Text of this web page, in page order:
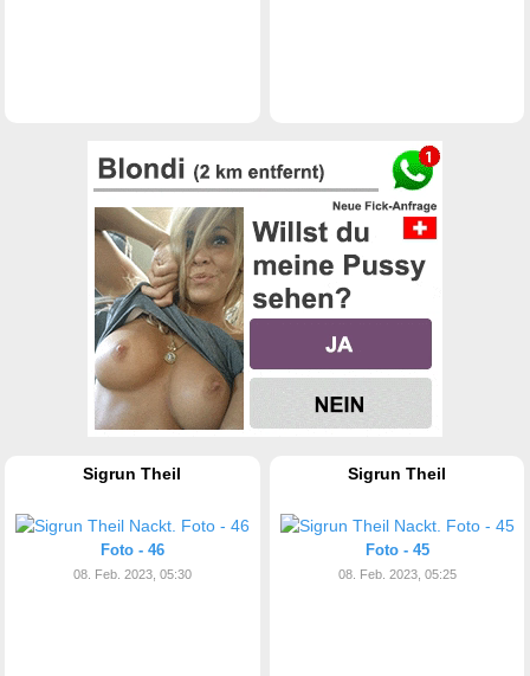
Sigrun Theil
Foto - 46
08. Feb. 2023, 05:30
Sigrun Theil
Foto - 45
08. Feb. 2023, 05:25